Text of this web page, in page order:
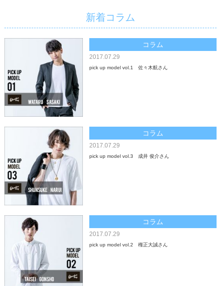
新着コラム
コラム
2017.07.29
pick up model vol.1 佐々木航さん
コラム
2017.07.29
pick up model vol.3 成井 俊介さん
コラム
2017.07.29
pick up model vol.2 権正大誠さん